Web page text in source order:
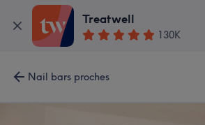
Treatwell
130K
Nail bars proches